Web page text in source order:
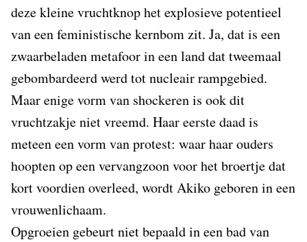
deze kleine vruchtknop het explosieve potentieel
van een feministische kernbom zit. Ja, dat is een
zwaarbeladen metafoor in een land dat tweemaal
gebombardeerd werd tot nucleair rampgebied.
Maar enige vorm van shockeren is ook dit
vruchtzakje niet vreemd. Haar eerste daad is
meteen een vorm van protest: waar haar ouders
hoopten op een vervangzoon voor het broertje dat
kort voordien overleed, wordt Akiko geboren in een
vrouwenlichaam.
Opgroeien gebeurt niet bepaald in een bad van